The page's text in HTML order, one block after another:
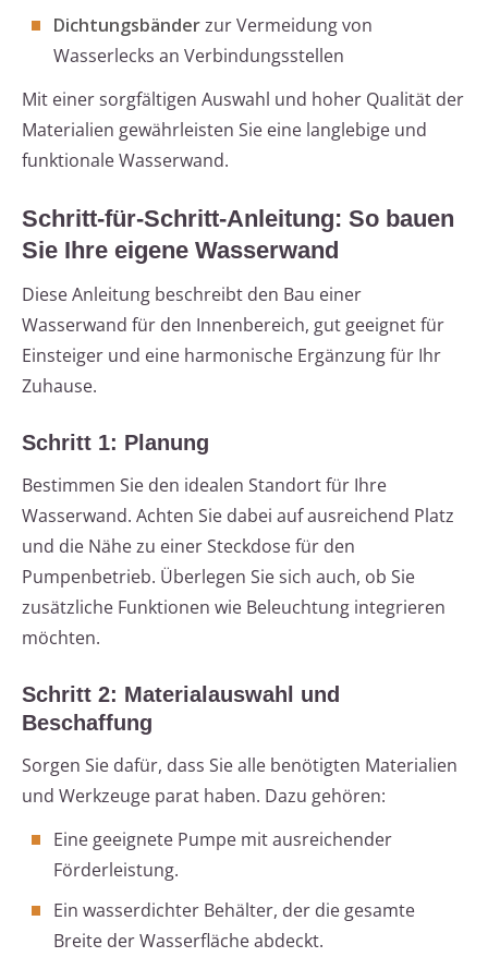
Dichtungsbänderzur Vermeidung von
Wasserlecks an Verbindungsstellen
Mit einer sorgfältigen Auswahl und hoher Qualität der
Materialien gewährleisten Sie eine langlebige und
funktionale Wasserwand.
Schritt-für-Schritt-Anleitung: So bauen
Sie Ihre eigene Wasserwand
Diese Anleitung beschreibt den Bau einer
Wasserwand für den Innenbereich, gut geeignet für
Einsteiger und eine harmonische Ergänzung für Ihr
Zuhause.
Schritt 1: Planung
Bestimmen Sie den idealen Standort für Ihre
Wasserwand. Achten Sie dabei auf ausreichend Platz
und die Nähe zu einer Steckdose für den
Pumpenbetrieb. Überlegen Sie sich auch, ob Sie
zusätzliche Funktionen wie Beleuchtung integrieren
möchten.
Schritt 2: Materialauswahl und
Beschaffung
Sorgen Sie dafür, dass Sie alle benötigten Materialien
und Werkzeuge parat haben. Dazu gehören:
Eine geeignete Pumpe mit ausreichender
Förderleistung.
Ein wasserdichter Behälter, der die gesamte
Breite der Wasserfläche abdeckt.